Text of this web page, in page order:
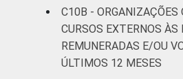
C10B - ORGANIZAÇÕES
CURSOS EXTERNOS ÀS
REMUNERADAS E/OU
ÚLTIMOS 12 MESES